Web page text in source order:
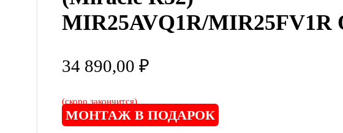
MIR25AVQ1R/MIR25FV1R
34 890,00 ₽
(скоро закончится)
МОНТАЖ В ПОДАРОК